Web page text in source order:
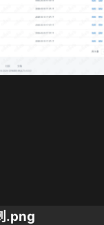
.png